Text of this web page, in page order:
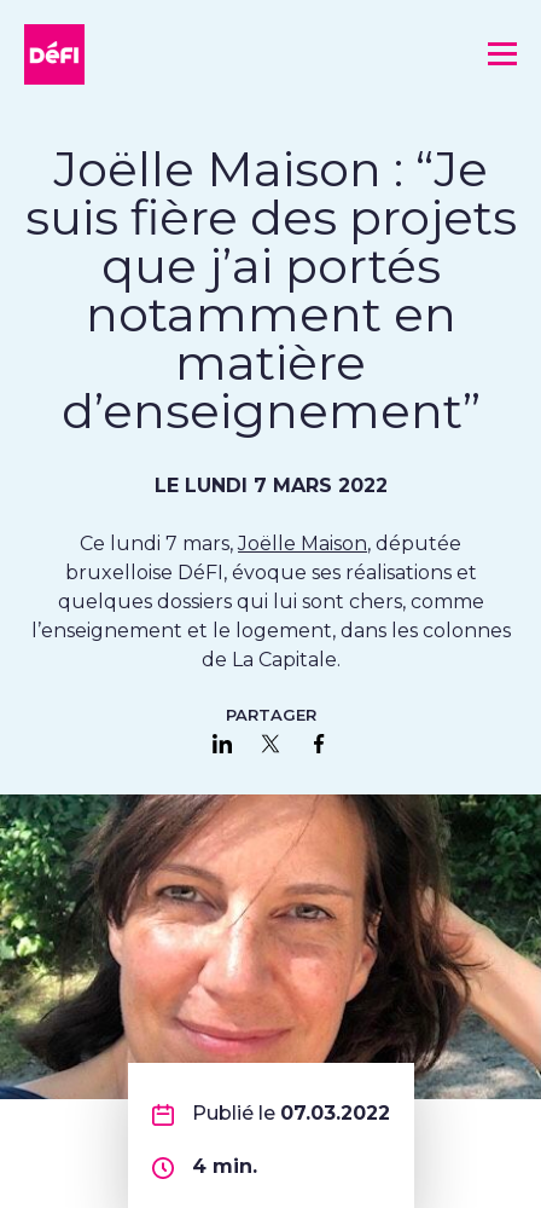
Joëlle Maison : “Je
suis fière des projets
que j’ai portés
notamment en
matière
d’enseignement”
LE LUNDI 7 MARS 2022
Ce lundi 7 mars,Joëlle Maison, députée
bruxelloise DéFI, évoque ses réalisations et
quelques dossiers qui lui sont chers, comme
l’enseignement et le logement, dans les colonnes
de La Capitale.
PARTAGER
Partager sur LinkedIn
Partager sur Twitter
Publié le 07.03.2022
4min.